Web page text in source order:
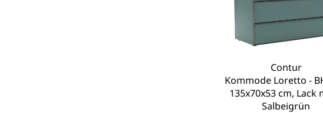
Contur
Kommode Loretto -
135x70x53 cm, Lack
Salbeigrün